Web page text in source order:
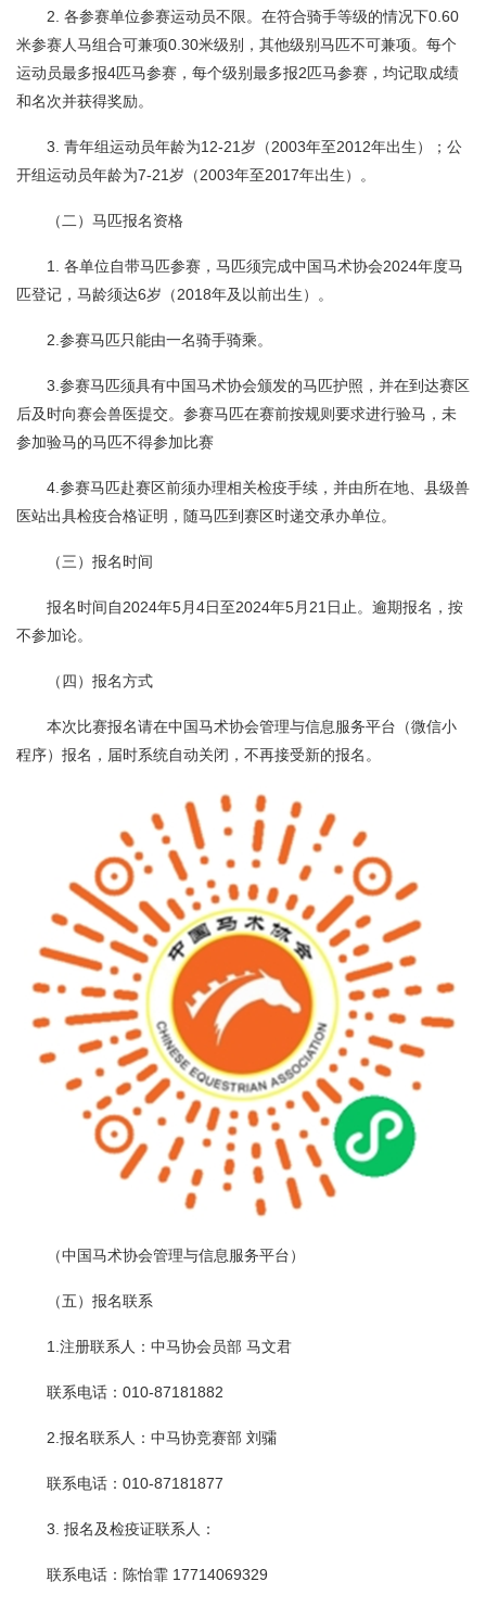
2. 各参赛单位参赛运动员不限。在符合骑手等级的情况下0.60
米参赛人马组合可兼项0.30米级别，其他级别马匹不可兼项。每个
运动员最多报4匹马参赛，每个级别最多报2匹马参赛，均记取成绩
和名次并获得奖励。
3. 青年组运动员年龄为12-21岁（2003年至2012年出生）；公
开组运动员年龄为7-21岁（2003年至2017年出生）。
（二）马匹报名资格
1. 各单位自带马匹参赛，马匹须完成中国马术协会2024年度马
匹登记，马龄须达6岁（2018年及以前出生）。
2.参赛马匹只能由一名骑手骑乘。
3.参赛马匹须具有中国马术协会颁发的马匹护照，并在到达赛区
后及时向赛会兽医提交。参赛马匹在赛前按规则要求进行验马，未
参加验马的马匹不得参加比赛
4.参赛马匹赴赛区前须办理相关检疫手续，并由所在地、县级兽
医站出具检疫合格证明，随马匹到赛区时递交承办单位。
（三）报名时间
报名时间自2024年5月4日至2024年5月21日止。逾期报名，按
不参加论。
（四）报名方式
本次比赛报名请在中国马术协会管理与信息服务平台（微信小
程序）报名，届时系统自动关闭，不再接受新的报名。
（中国马术协会管理与信息服务平台）
（五）报名联系
1.注册联系人：中马协会员部 马文君
联系电话：010-87181882
2.报名联系人：中马协竞赛部 刘骦
联系电话：010-87181877
3. 报名及检疫证联系人：
联系电话：陈怡霏 17714069329